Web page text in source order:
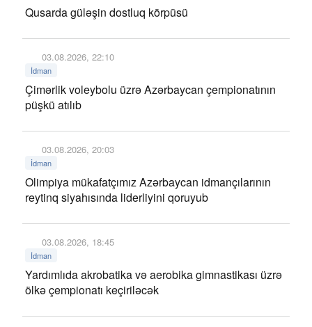
Qusarda güləşin dostluq körpüsü
03.08.2026, 22:10
İdman
Çimərlik voleybolu üzrə Azərbaycan çempionatının
püşkü atılıb
03.08.2026, 20:03
İdman
Olimpiya mükafatçımız Azərbaycan idmançılarının
reytinq siyahısında liderliyini qoruyub
03.08.2026, 18:45
İdman
Yardımlıda akrobatika və aerobika gimnastikası üzrə
ölkə çempionatı keçiriləcək